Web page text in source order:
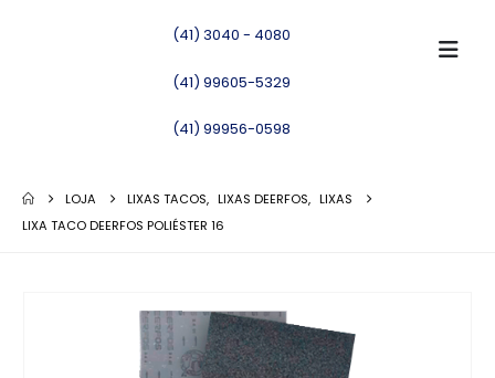
(41) 3040 - 4080
(41) 99605-5329
(41) 99956-0598
LOJA LIXAS TACOS, LIXAS DEERFOS, LIXAS
LIXA TACO DEERFOS POLIÉSTER 16